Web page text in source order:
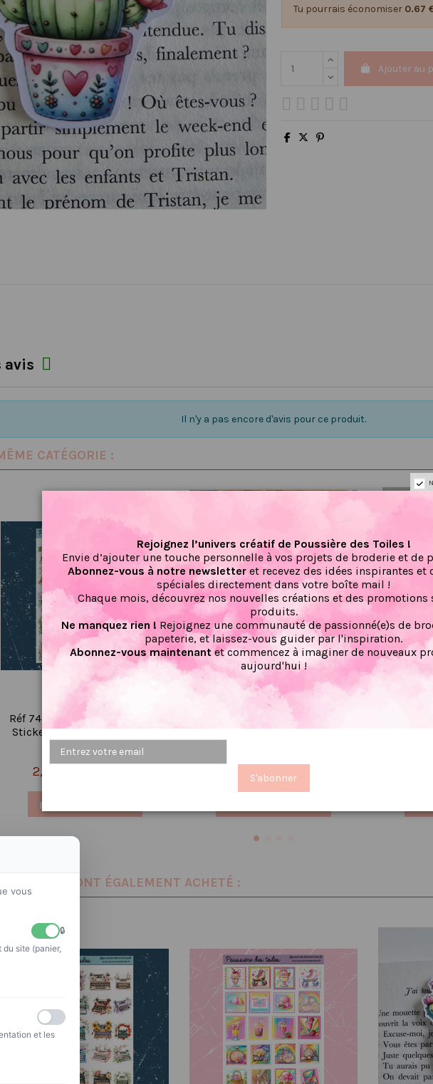
Tu pourrais économiser 0.67
Ajouter au
avis 
Il n'y a pas encore d'avis pour ce produit.
CATÉGORIE :
Réf 74 Feuille d’autocollants,
Stickers pour Bullet Journal
machine écrire
2,08 €
1.67 €
Carnet de notes, organisation,
petit carnet Hirondelle
PRIX VIP👑
PRODUIT ONT ÉGALEMENT ACHETÉ :
Rejoignez l’univers créatif de Poussière des Toiles !
Envie d’ajouter une touche personnelle à vos projets de broderie et de
Abonnez-vous à notre newsletteret recevez des idées inspirantes et
spéciales directement dans votre boîte mail !
Chaque mois, découvrez nos nouvelles créations et des promotions
produits.
Ne manquez rien ! Rejoignez une communauté de passionné(e)s de
papeterie, et laissez-vous guider par l'inspiration.
Abonnez-vous maintenantet commencez à imaginer de nouveaux
aujourd'hui !
S'abonner
vous
🔒
site (panier,
et les